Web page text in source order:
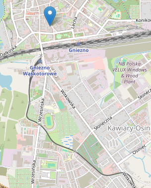
Sp. z o.o. i jej partnerzy